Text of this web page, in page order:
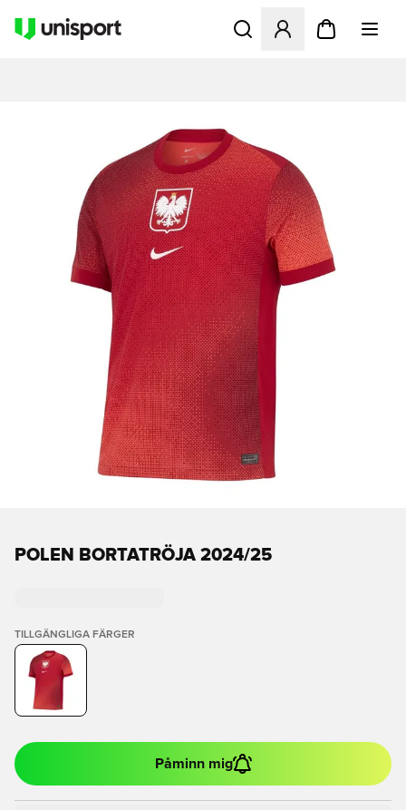
Öppnar en Modal för att
POLEN BORTATRÖJA 2024/25
TILLGÄNGLIGA FÄRGER
Påminn mig